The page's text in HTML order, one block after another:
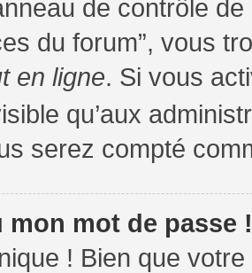
de contrôle
du forum”, vous
en ligne. Si vous
qu’aux
serez compté
mon mot de passe !
! Bien que